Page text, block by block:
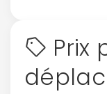
Prix
confidentialité.